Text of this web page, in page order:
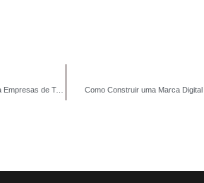
Como Criar uma Estratégia de Mídias Sociais para Empresas de Todos os Tamanhos Como Construir uma Marca